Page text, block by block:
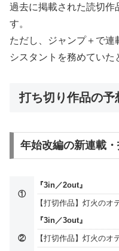
過去に掲載された読切作
す。
ただし、ジャンプ＋で連
シスタントを務めていた
打ち切り作品の予
年始改編の新連載
①
『3in／2out』
【打切作品】灯火のオ
②
『3in／3out』
【打切作品】灯火のオ